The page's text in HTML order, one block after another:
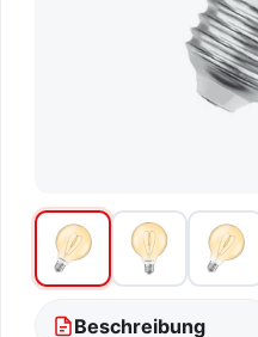
Beschreibung